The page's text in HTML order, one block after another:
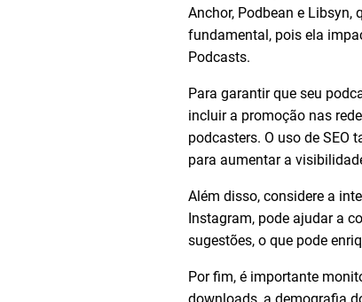
Anchor, Podbean e
fundamental, pois ela
Podcasts.
Para garantir que seu
incluir a promoção nas
podcasters. O uso de SEO
para aumentar a
Além disso, considere a
Instagram, pode ajudar a
sugestões, o que pode
Por fim, é importante